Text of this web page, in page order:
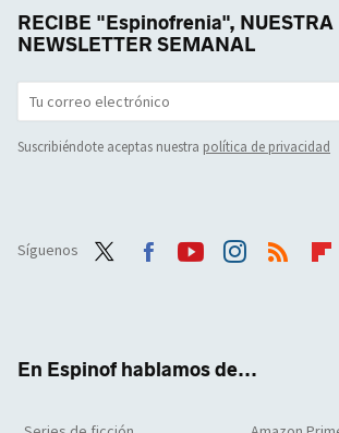
RECIBE "Espinofrenia", NUESTRA
NEWSLETTER SEMANAL
Suscribiéndote aceptas nuestra política de privacidad
Síguenos
En Espinof hablamos de...